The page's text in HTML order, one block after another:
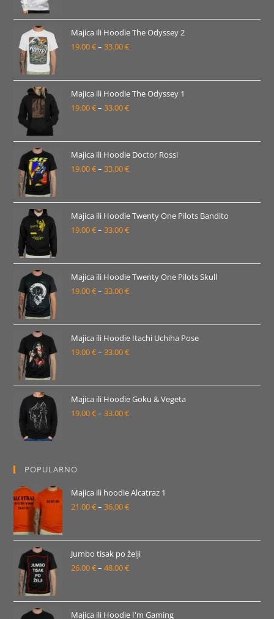
od
19.00 €
do
Majica ili Hoodie The Odyssey 2
19.00€– 33.00€Raspon
od
19.00 €
do
Majica ili Hoodie The Odyssey 1
19.00€– 33.00€Raspon
od
19.00 €
do
Majica ili Hoodie Doctor Rossi
19.00€– 33.00€Raspon
od
19.00 €
do
Majica ili Hoodie Twenty One Pilots Bandito
19.00€– 33.00€Raspon
od
19.00 €
do
Majica ili Hoodie Twenty One Pilots Skull
19.00€– 33.00€Raspon
od
19.00 €
do
Majica ili Hoodie Itachi Uchiha Pose
19.00€– 33.00€Raspon
od
19.00 €
do
Majica ili Hoodie Goku & Vegeta
19.00€– 33.00€Raspon
33.00 €
POPULARNO
Majica ili hoodie Alcatraz 1
21.00€– 36.00€Raspon
od
21.00 €
do
Jumbo tisak po želji
26.00€– 48.00€Raspon
od
26.00 €
Majica ili Hoodie I'm Gaming